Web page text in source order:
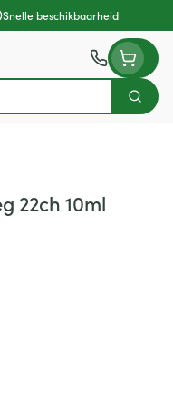
Snelle beschikbaarheid
Zoek
22ch 10ml